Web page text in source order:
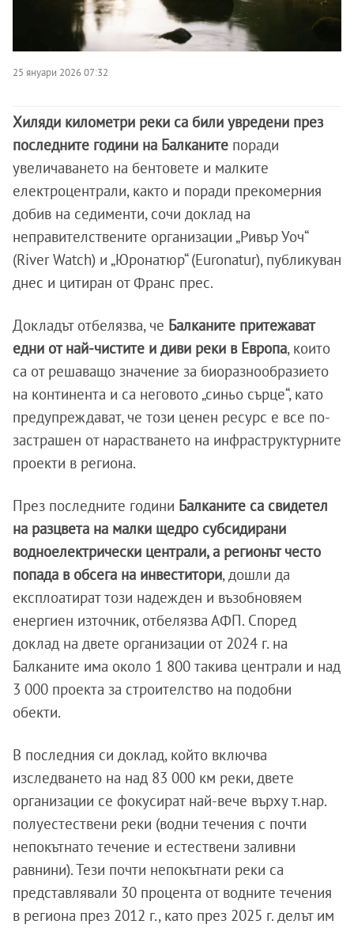
25 януари 2026 07:32
Хиляди километри реки са били увредени през
последните години на Балканите поради
увеличаването на бентовете и малките
електроцентрали, както и поради прекомерния
добив на седименти, сочи доклад на
неправителствените организации „Ривър Уоч“
(River Watch) и „Юронатюр“ (Euronatur), публикуван
днес и цитиран от Франс прес.
Докладът отбелязва, че Балканите притежават
едни от най-чистите и диви реки в Европа, които
са от решаващо значение за биоразнообразието
на континента и са неговото „синьо сърце“, като
предупреждават, че този ценен ресурс е все по-
застрашен от нарастването на инфраструктурните
проекти в региона.
През последните години Балканите са свидетел
на разцвета на малки щедро субсидирани
водноелектрически централи, а регионът често
попада в обсега на инвеститори, дошли да
експлоатират този надежден и възобновяем
енергиен източник, отбелязва АФП. Според
доклад на двете организации от 2024 г. на
Балканите има около 1 800 такива централи и над
3 000 проекта за строителство на подобни
обекти.
В последния си доклад, който включва
изследването на над 83 000 км реки, двете
организации се фокусират най-вече върху т.нар.
полуестествени реки (водни течения с почти
непокътнато течение и естествени заливни
равнини). Тези почти непокътнати реки са
представлявали 30 процента от водните течения
в региона през 2012 г., като през 2025 г. делът им